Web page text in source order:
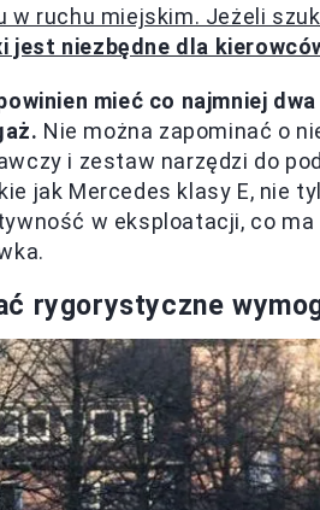
ruchu miejskim. Jeżeli
jest niezbędne dla
mieć co najmniej
Nie można zapominać o
i zestaw narzędzi do
jak Mercedes klasy E, nie
w eksploatacji, co ma
rygorystyczne